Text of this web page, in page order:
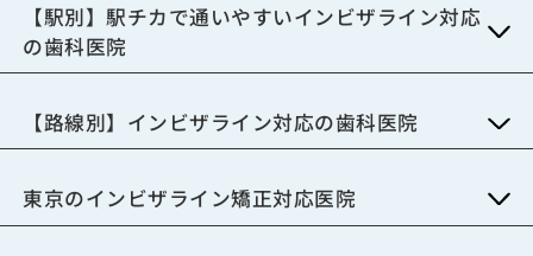
【駅別】駅チカで通いやすいインビザライン対応
の歯科医院
【路線別】インビザライン対応の歯科医院
東京のインビザライン矯正対応医院